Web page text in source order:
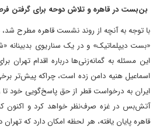
بن‌بست در قاهره و تلاش دوحه برای گرفتن
با توجه به آنچه از روند نشست قاهره مطرح شد،
«‌بست دیپلماتیک» و در یک سناریوی بدبینانه
این مسئله به گمانه‌زنی‌ها درباره اقدام تهران
اسماعیل هنیه دامن زده است، چراکه پیش‌تر
ایران به درخواست قطر از حق پاسخ‌گویی خود
آتش‌بس در غزه صرف‌نظر خواهد کرد و اکنون
قاهره پایان یافته، هر لحظه امکان دارد که